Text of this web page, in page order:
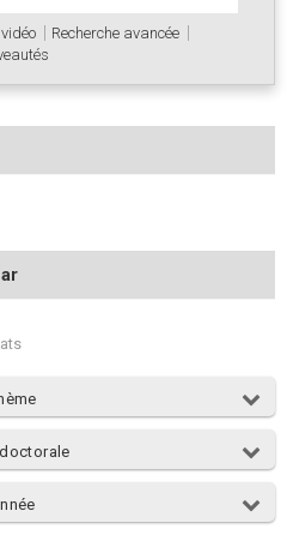
Recherche avancée